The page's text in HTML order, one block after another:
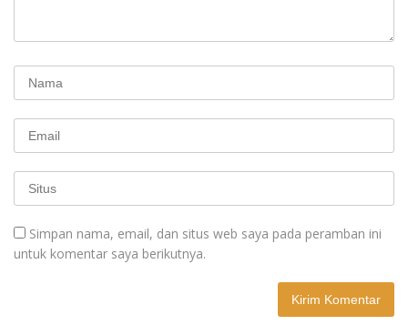
Simpan nama, email, dan situs web saya pada peramban ini
untuk komentar saya berikutnya.